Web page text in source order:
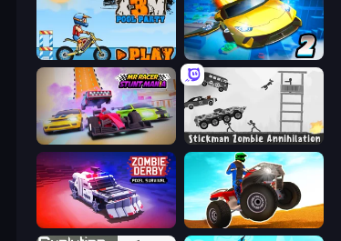
Moto X3M 5: Pool Party Ultimate Flying Car 2
MR RACER Stunt Mania Stickman Zombie Annihilation
Zombie Derby: Pixel Survival ATV Ultimate Offroad